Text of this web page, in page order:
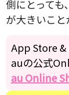
側にとっても
が大きいこと
App Store &
auの公式
au Online